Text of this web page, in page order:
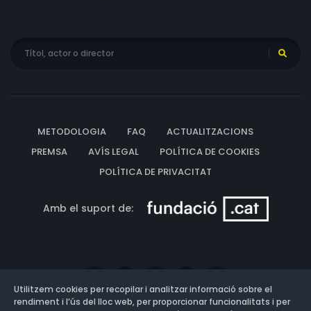
METODOLOGIA FAQ
ACTUALITZACIONS
PREMSA
AVÍS LEGAL
POLÍTICA DE COOKIES
POLÍTICA DE PRIVACITAT
Amb el suport de:
Utilitzem cookies per recopilar i analitzar informació sobre el
rendiment i l’ús del lloc web, per proporcionar funcionalitats i per